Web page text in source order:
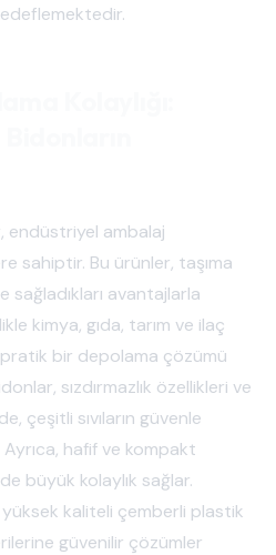
endüstriyel ambalaj
sahiptir. Bu ürünler, taşıma
avantajlarla
kimya, gıda, tarım ve ilaç
bir depolama çözümü
sızdırmazlık özellikleri ve
çeşitli sıvıların güvenle
Ayrıca, hafif ve kompakt
büyük kolaylık sağlar.
kaliteli çemberli plastik
güvenilir çözümler